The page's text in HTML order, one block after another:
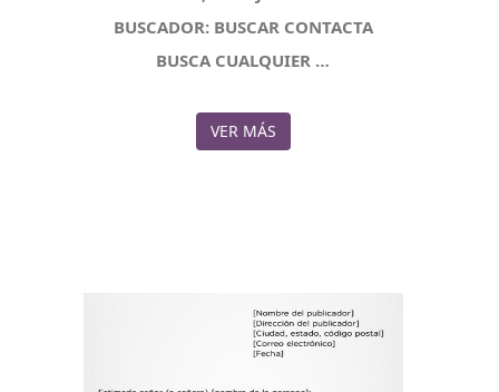
BUSCADOR: BUSCAR CONTACTA
BUSCA CUALQUIER …
VER MÁS